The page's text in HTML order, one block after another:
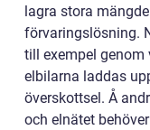
lagra stora
förvaringslösning.
till exempel genom
elbilarna laddas
överskottsel. Å
och elnätet